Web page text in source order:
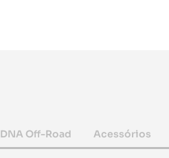
DNA Off-Road Acessórios